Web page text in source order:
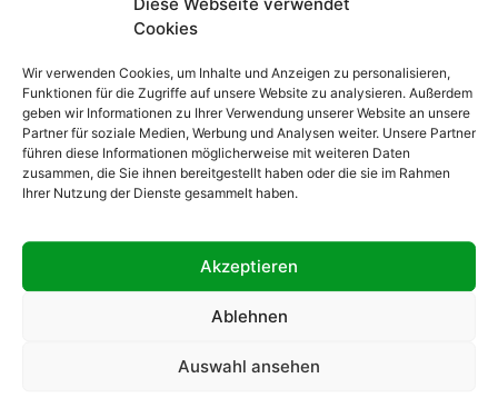
Diese Webseite verwendet
Cookies
Wir verwenden Cookies, um Inhalte und Anzeigen zu personalisieren,
Funktionen für die Zugriffe auf unsere Website zu analysieren. Außerdem
geben wir Informationen zu Ihrer Verwendung unserer Website an unsere
Partner für soziale Medien, Werbung und Analysen weiter. Unsere Partner
führen diese Informationen möglicherweise mit weiteren Daten
zusammen, die Sie ihnen bereitgestellt haben oder die sie im Rahmen
Ihrer Nutzung der Dienste gesammelt haben.
Akzeptieren
Ablehnen
Auswahl ansehen
Wahl für Bastelarbeiten,
Geschenkverpackungen, Dekorationen, Nähprojekte und
kreative Accessoires. Das Band überzeugt
durch seine stabile Struktur, die feine gerippte
Oberfläche und eine schöne Formbeständigkeit.
Unsere Farbauswahl für Ripsband 20 mm / 10 Meter:
Schwarz – 110
10 Meter Ripsband
sowohl für den professionellen
Einsatz als auch für kreative Hobbyprojekte. Das
und perfekt geeignet für Schleifen, Geschenkband,